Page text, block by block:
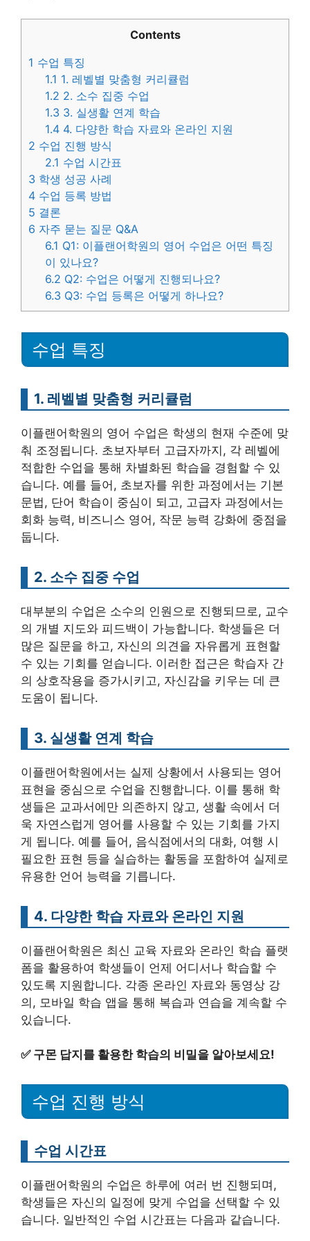
Contents
1 수업 특징
1.1 1. 레벨별 맞춤형 커리큘럼
1.2 2. 소수 집중 수업
1.3 3. 실생활 연계 학습
1.4 4. 다양한 학습 자료와 온라인 지원
2 수업 진행 방식
2.1 수업 시간표
3 학생 성공 사례
4 수업 등록 방법
5 결론
6 자주 묻는 질문 Q&A
6.1 Q1: 이플랜어학원의 영어 수업은 어떤 특징
이 있나요?
6.2 Q2: 수업은 어떻게 진행되나요?
6.3 Q3: 수업 등록은 어떻게 하나요?
수업 특징
1. 레벨별 맞춤형 커리큘럼
이플랜어학원의 영어 수업은 학생의 현재 수준에 맞
춰 조정됩니다. 초보자부터 고급자까지, 각 레벨에
적합한 수업을 통해 차별화된 학습을 경험할 수 있
습니다. 예를 들어, 초보자를 위한 과정에서는 기본
문법, 단어 학습이 중심이 되고, 고급자 과정에서는
회화 능력, 비즈니스 영어, 작문 능력 강화에 중점을
둡니다.
2. 소수 집중 수업
대부분의 수업은 소수의 인원으로 진행되므로, 교수
의 개별 지도와 피드백이 가능합니다. 학생들은 더
많은 질문을 하고, 자신의 의견을 자유롭게 표현할
수 있는 기회를 얻습니다. 이러한 접근은 학습자 간
의 상호작용을 증가시키고, 자신감을 키우는 데 큰
도움이 됩니다.
3. 실생활 연계 학습
이플랜어학원에서는 실제 상황에서 사용되는 영어
표현을 중심으로 수업을 진행합니다. 이를 통해 학
생들은 교과서에만 의존하지 않고, 생활 속에서 더
욱 자연스럽게 영어를 사용할 수 있는 기회를 가지
게 됩니다. 예를 들어, 음식점에서의 대화, 여행 시
필요한 표현 등을 실습하는 활동을 포함하여 실제로
유용한 언어 능력을 기릅니다.
4. 다양한 학습 자료와 온라인 지원
이플랜어학원은 최신 교육 자료와 온라인 학습 플랫
폼을 활용하여 학생들이 언제 어디서나 학습할 수
있도록 지원합니다. 각종 온라인 자료와 동영상 강
의, 모바일 학습 앱을 통해 복습과 연습을 계속할 수
있습니다.
✅ 구몬 답지를 활용한 학습의 비밀을 알아보세요!
수업 진행 방식
수업 시간표
이플랜어학원의 수업은 하루에 여러 번 진행되며,
학생들은 자신의 일정에 맞게 수업을 선택할 수 있
습니다. 일반적인 수업 시간표는 다음과 같습니다.